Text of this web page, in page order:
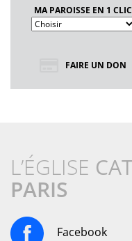
MA PAROISSE EN 1 CLIC
FAIRE UN DON
L’ÉGLISE
PARIS
Facebook